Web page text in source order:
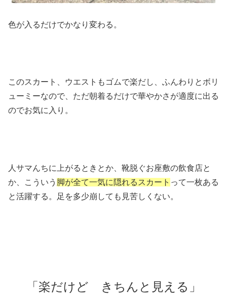
色が入るだけでかなり変わる。
このスカート、ウエストもゴムで楽だし、ふんわりとボリ
ューミーなので、ただ朝着るだけで華やかさが適度に出る
のでお気に入り。
人サマんちに上がるときとか、靴脱ぐお座敷の飲食店と
か、こういう 脚が全て一気に隠れるスカート って一枚ある
と活躍する。足を多少崩しても見苦しくない。
「楽だけど きちんと見える」